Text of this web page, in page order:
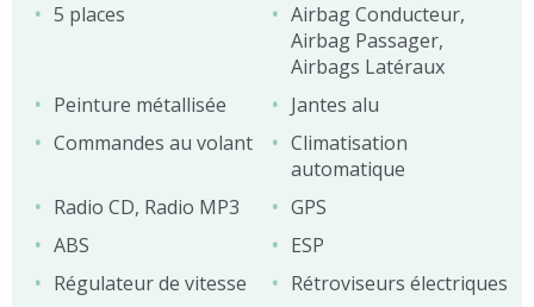
5 places
Airbag Conducteur,
Airbag Passager,
Airbags Latéraux
Peinture métallisée
Jantes alu
Commandes au volant
Climatisation
automatique
Radio CD, Radio MP3
GPS
ABS
ESP
Régulateur de vitesse
Rétroviseurs électriques